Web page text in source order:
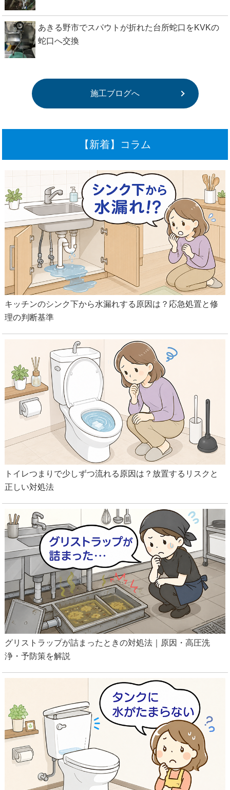
あきる野市でスパウトが折れた台所蛇口をKVKの
蛇口へ交換
施工ブログへ
【新着】コラム
キッチンのシンク下から水漏れする原因は？応急処置と修
理の判断基準
トイレつまりで少しずつ流れる原因は？放置するリスクと
正しい対処法
グリストラップが詰まったときの対処法｜原因・高圧洗
浄・予防策を解説